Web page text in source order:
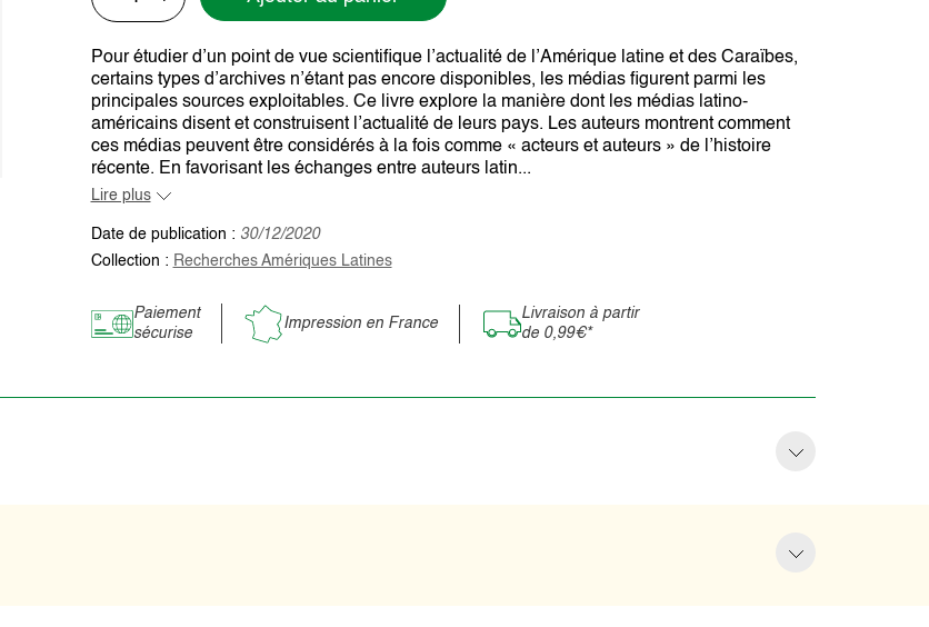
Pour étudier d’un point de vue scientifique l’actualité de l’Amérique latine et des Caraïbes,
certains types d’archives n’étant pas encore disponibles, les médias figurent parmi les
principales sources exploitables. Ce livre explore la manière dont les médias latino-
américains disent et construisent l’actualité de leurs pays. Les auteurs montrent comment
ces médias peuvent être considérés à la fois comme « acteurs et auteurs » de l’histoire
récente. En favorisant les échanges entre auteurs latin...
Lire plus
Date de publication : 30/12/2020
Collection : Recherches Amériques Latines
Paiement
sécurise
Impression en France
Livraison à partir
de 0,99€*